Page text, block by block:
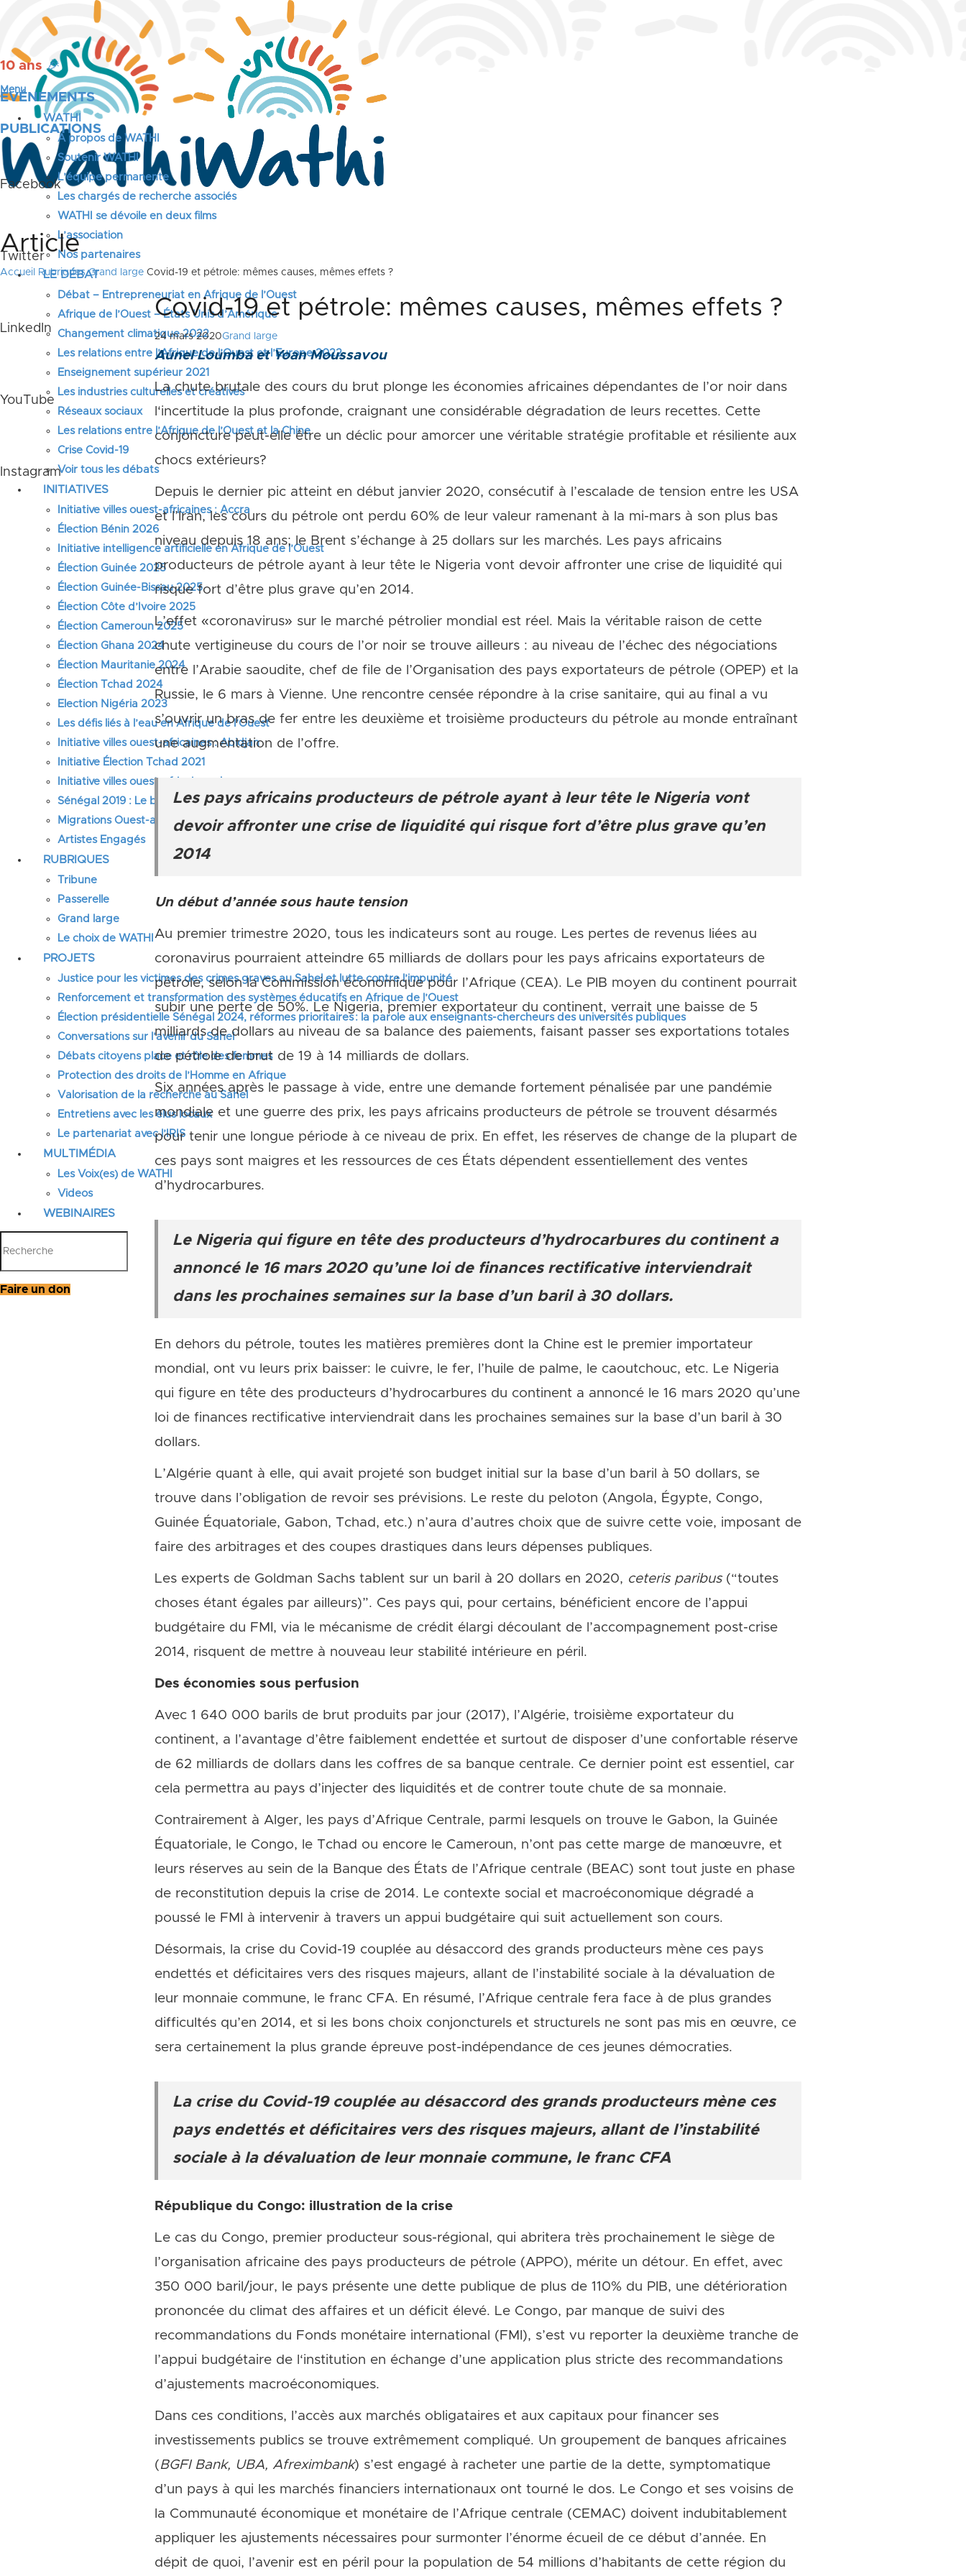
10 ans 🎉
ÉVÉNEMENTS
PUBLICATIONS
Facebook
Twitter
LinkedIn
YouTube
Instagram
Menu
WATHI
A propos de WATHI
Soutenir WATHI
L’équipe permanente
Les chargés de recherche associés
WATHI se dévoile en deux films
L’association
Nos partenaires
LE DÉBAT
Débat – Entrepreneuriat en Afrique de l’Ouest
Afrique de l’Ouest – États Unis d’Amérique
Changement climatique 2022
Les relations entre l’Afrique de l’Ouest et l’Europe 2022
Enseignement supérieur 2021
Les industries culturelles et créatives
Réseaux sociaux
Les relations entre l’Afrique de l’Ouest et la Chine
Crise Covid-19
Voir tous les débats
INITIATIVES
Initiative villes ouest-africaines : Accra
Élection Bénin 2026
Initiative intelligence artificielle en Afrique de l’Ouest
Élection Guinée 2025
Élection Guinée-Bissau 2025
Élection Côte d’Ivoire 2025
Élection Cameroun 2025
Élection Ghana 2024
Élection Mauritanie 2024
Élection Tchad 2024
Election Nigéria 2023
Les défis liés à l’eau en Afrique de l’Ouest
Initiative villes ouest-africaines : Abidjan
Initiative Élection Tchad 2021
Initiative villes ouest-africaines : Lagos
Sénégal 2019 : Le bien-être des femmes et des filles au cœur du débat électoral
Migrations Ouest-africaines
Artistes Engagés
RUBRIQUES
Tribune
Passerelle
Grand large
Le choix de WATHI
PROJETS
Justice pour les victimes des crimes graves au Sahel et lutte contre l’impunité
Renforcement et transformation des systèmes éducatifs en Afrique de l’Ouest
Élection présidentielle Sénégal 2024, réformes prioritaires : la parole aux enseignants-chercheurs des universités publiques
Conversations sur l’avenir du Sahel
Débats citoyens place et rôle des femmes
Protection des droits de l’Homme en Afrique
Valorisation de la recherche au Sahel
Entretiens avec les élus locaux
Le partenariat avec l’IRIS
MULTIMÉDIA
Les Voix(es) de WATHI
Videos
WEBINAIRES
Faire un don
Article
Accueil Rubriques Grand large Covid-19 et pétrole: mêmes causes, mêmes effets ?
Covid-19 et pétrole: mêmes causes, mêmes effets ?
24 mars 2020Grand large
Aunel Loumba et Yoan Moussavou
La chute brutale des cours du brut plonge les économies africaines dépendantes de l’or noir dans
l‘incertitude la plus profonde, craignant une considérable dégradation de leurs recettes. Cette
conjoncture peut-elle être un déclic pour amorcer une véritable stratégie profitable et résiliente aux
chocs extérieurs?
Depuis le dernier pic atteint en début janvier 2020, consécutif à l’escalade de tension entre les USA
et l’Iran, les cours du pétrole ont perdu 60% de leur valeur ramenant à la mi-mars à son plus bas
niveau depuis 18 ans; le Brent s’échange à 25 dollars sur les marchés. Les pays africains
producteurs de pétrole ayant à leur tête le Nigeria vont devoir affronter une crise de liquidité qui
risque fort d’être plus grave qu’en 2014.
L’effet «coronavirus» sur le marché pétrolier mondial est réel. Mais la véritable raison de cette
chute vertigineuse du cours de l’or noir se trouve ailleurs : au niveau de l’échec des négociations
entre l’Arabie saoudite, chef de file de l’Organisation des pays exportateurs de pétrole (OPEP) et la
Russie, le 6 mars à Vienne. Une rencontre censée répondre à la crise sanitaire, qui au final a vu
s’ouvrir un bras de fer entre les deuxième et troisième producteurs du pétrole au monde entraînant
une augmentation de l’offre.
Les pays africains producteurs de pétrole ayant à leur tête le Nigeria vont
devoir affronter une crise de liquidité qui risque fort d’être plus grave qu’en
2014
Un début d’année sous haute tension
Au premier trimestre 2020, tous les indicateurs sont au rouge. Les pertes de revenus liées au
coronavirus pourraient atteindre 65 milliards de dollars pour les pays africains exportateurs de
pétrole, selon la Commission économique pour l’Afrique (CEA). Le PIB moyen du continent pourrait
subir une perte de 50%. Le Nigeria, premier exportateur du continent, verrait une baisse de 5
milliards de dollars au niveau de sa balance des paiements, faisant passer ses exportations totales
de pétrole de brut de 19 à 14 milliards de dollars.
Six années après le passage à vide, entre une demande fortement pénalisée par une pandémie
mondiale et une guerre des prix, les pays africains producteurs de pétrole se trouvent désarmés
pour tenir une longue période à ce niveau de prix. En effet, les réserves de change de la plupart de
ces pays sont maigres et les ressources de ces États dépendent essentiellement des ventes
d’hydrocarbures.
Le Nigeria qui figure en tête des producteurs d’hydrocarbures du continent a
annoncé le 16 mars 2020 qu’une loi de finances rectificative interviendrait
dans les prochaines semaines sur la base d’un baril à 30 dollars.
En dehors du pétrole, toutes les matières premières dont la Chine est le premier importateur
mondial, ont vu leurs prix baisser: le cuivre, le fer, l’huile de palme, le caoutchouc, etc. Le Nigeria
qui figure en tête des producteurs d’hydrocarbures du continent a annoncé le 16 mars 2020 qu’une
loi de finances rectificative interviendrait dans les prochaines semaines sur la base d’un baril à 30
dollars.
L’Algérie quant à elle, qui avait projeté son budget initial sur la base d’un baril à 50 dollars, se
trouve dans l’obligation de revoir ses prévisions. Le reste du peloton (Angola, Égypte, Congo,
Guinée Équatoriale, Gabon, Tchad, etc.) n’aura d’autres choix que de suivre cette voie, imposant de
faire des arbitrages et des coupes drastiques dans leurs dépenses publiques.
Les experts de Goldman Sachs tablent sur un baril à 20 dollars en 2020, ceteris paribus(“toutes
choses étant égales par ailleurs)”. Ces pays qui, pour certains, bénéficient encore de l’appui
budgétaire du FMI, via le mécanisme de crédit élargi découlant de l’accompagnement post-crise
2014, risquent de mettre à nouveau leur stabilité intérieure en péril.
Des économies sous perfusion
Avec 1 640 000 barils de brut produits par jour (2017), l’Algérie, troisième exportateur du
continent, a l’avantage d’être faiblement endettée et surtout de disposer d’une confortable réserve
de 62 milliards de dollars dans les coffres de sa banque centrale. Ce dernier point est essentiel, car
cela permettra au pays d’injecter des liquidités et de contrer toute chute de sa monnaie.
Contrairement à Alger, les pays d’Afrique Centrale, parmi lesquels on trouve le Gabon, la Guinée
Équatoriale, le Congo, le Tchad ou encore le Cameroun, n’ont pas cette marge de manœuvre, et
leurs réserves au sein de la Banque des États de l’Afrique centrale (BEAC) sont tout juste en phase
de reconstitution depuis la crise de 2014. Le contexte social et macroéconomique dégradé a
poussé le FMI à intervenir à travers un appui budgétaire qui suit actuellement son cours.
Désormais, la crise du Covid-19 couplée au désaccord des grands producteurs mène ces pays
endettés et déficitaires vers des risques majeurs, allant de l’instabilité sociale à la dévaluation de
leur monnaie commune, le franc CFA. En résumé, l’Afrique centrale fera face à de plus grandes
difficultés qu’en 2014, et si les bons choix conjoncturels et structurels ne sont pas mis en œuvre, ce
sera certainement la plus grande épreuve post-indépendance de ces jeunes démocraties.
La crise du Covid-19 couplée au désaccord des grands producteurs mène ces
pays endettés et déficitaires vers des risques majeurs, allant de l’instabilité
sociale à la dévaluation de leur monnaie commune, le franc CFA
République du Congo: illustration de la crise
Le cas du Congo, premier producteur sous-régional, qui abritera très prochainement le siège de
l’organisation africaine des pays producteurs de pétrole (APPO), mérite un détour. En effet, avec
350 000 baril/jour, le pays présente une dette publique de plus de 110% du PIB, une détérioration
prononcée du climat des affaires et un déficit élevé. Le Congo, par manque de suivi des
recommandations du Fonds monétaire international (FMI), s’est vu reporter la deuxième tranche de
l’appui budgétaire de l‘institution en échange d’une application plus stricte des recommandations
d’ajustements macroéconomiques.
Dans ces conditions, l’accès aux marchés obligataires et aux capitaux pour financer ses
investissements publics se trouve extrêmement compliqué. Un groupement de banques africaines
(BGFI Bank, UBA, Afreximbank) s’est engagé à racheter une partie de la dette, symptomatique
d’un pays à qui les marchés financiers internationaux ont tourné le dos. Le Congo et ses voisins de
la Communauté économique et monétaire de l’Afrique centrale (CEMAC) doivent indubitablement
appliquer les ajustements nécessaires pour surmonter l’énorme écueil de ce début d’année. En
dépit de quoi, l’avenir est en péril pour la population de 54 millions d’habitants de cette région du